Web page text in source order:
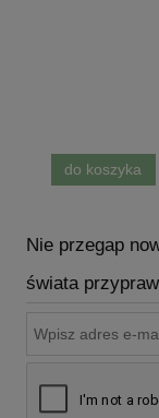
do koszyka
Nie przegap
świata przypraw